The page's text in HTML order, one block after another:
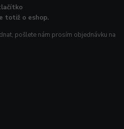
totiž o eshop.
pošlete nám prosím objednávku na